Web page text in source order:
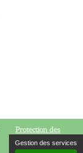
Protection des
Gestion des services